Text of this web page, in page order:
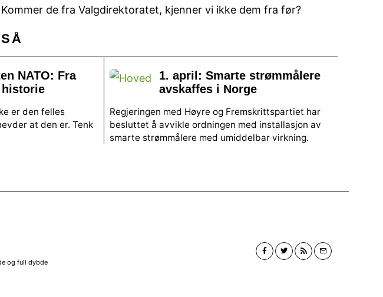
de fra Valgdirektoratet, kjenner vi ikke dem fra før?
NATO: Fra
historie
er den felles
at den er. Tenk
1. april: Smarte strømmålere
avskaffes i Norge
Regjeringen med Høyre og Fremskrittspartiet har
besluttet å avvikle ordningen med installasjon av
smarte strømmålere med umiddelbar virkning.
og full dybde